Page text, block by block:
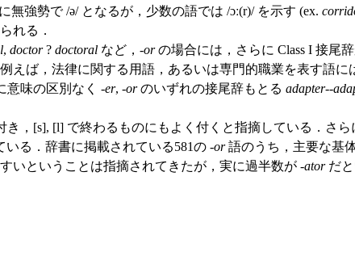
無強勢で /ə/ となるが，少数の語では /ɔː(r)/ を示す (ex.
れる．
, doctor? doctoral など，-orの場合には，さらに Class I 接尾
えば，法律に関する用語，あるいは専門的職業を表す語に
意味の区別なく -er, -orのいずれの接尾辞もとる adapter--
，[s], [l] で終わるものにもよく付くと指摘している．さら
いる．辞書に掲載されている581の -or語のうち，主要な基
いということは指摘されてきたが，実に過半数が -atorだと